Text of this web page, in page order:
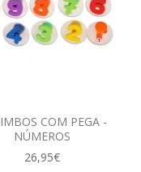
COM PEGA -
NÚMEROS
26,95€